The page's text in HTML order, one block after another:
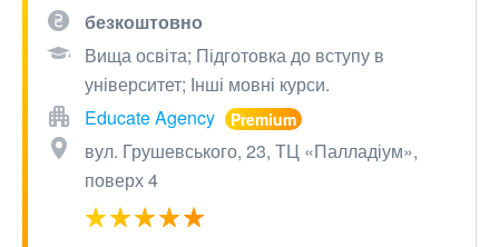
безкоштовно
Вища освіта; Підготовка до вступу в
університет; Інші мовні курси.
Educate Agency
вул. Грушевського, 23, ТЦ «Палладіум»,
поверх 4